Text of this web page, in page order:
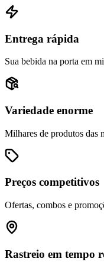
Entrega rápida
Sua bebida na porta em
Variedade enorme
Milhares de produtos das
Preços competitivos
Ofertas, combos e
Rastreio em tempo